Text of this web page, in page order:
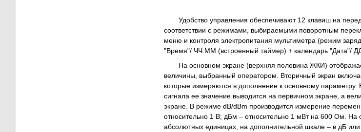
Удобство управления обеспечивают 12 клавиш на
соответствии с режимами, выбираемыми поворотным
меню и контроля электропитания мультиметра (режим
"Время"/ ЧЧ:ММ (встроенный таймер) + календарь "Дата"/
На основном экране (верхняя половина ЖКИ)
величины, выбранный оператором. Вторичный экран
которые измеряются в дополнение к основному
сигнала ее значение выводится на первичном экране, а
экране. В режиме dB/dBm производится измерение
относительно 1 В; дБм – относительно 1 мВт на 600 Ом. На
абсолютных единицах, на дополнительной шкале – в дБ